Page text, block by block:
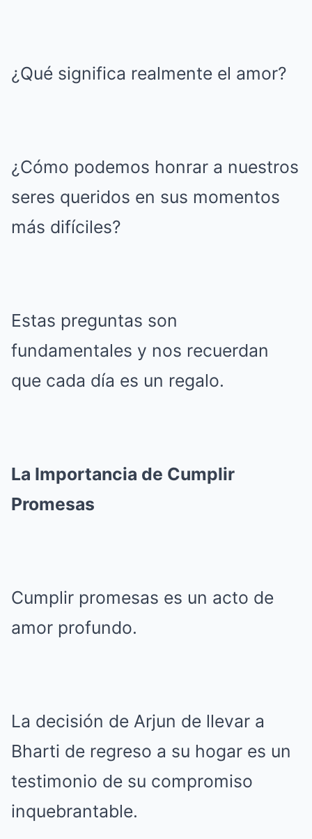
¿Qué significa realmente el amor?
¿Cómo podemos honrar a nuestros
seres queridos en sus momentos
más difíciles?
Estas preguntas son
fundamentales y nos recuerdan
que cada día es un regalo.
La Importancia de Cumplir
Promesas
Cumplir promesas es un acto de
amor profundo.
La decisión de Arjun de llevar a
Bharti de regreso a su hogar es un
testimonio de su compromiso
inquebrantable.